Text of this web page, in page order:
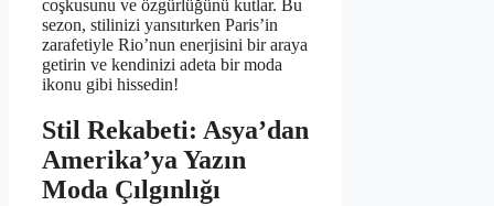
coşkusunu ve özgürlüğünü kutlar. Bu
sezon, stilinizi yansıtırken Paris’in
zarafetiyle Rio’nun enerjisini bir araya
getirin ve kendinizi adeta bir moda
ikonu gibi hissedin!
Stil Rekabeti: Asya’dan
Amerika’ya Yazın
Moda Çılgınlığı